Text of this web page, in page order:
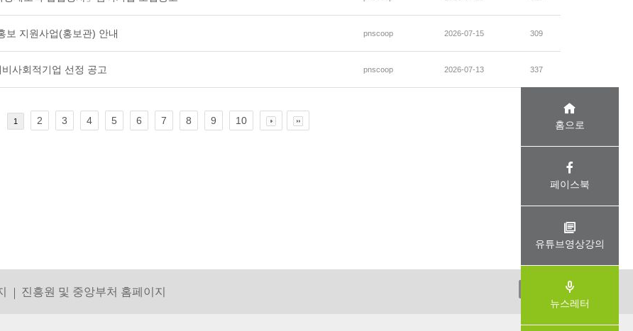
보 지원사업(홍보관) 안내 pnscoop 2026-07-15 309
사회적기업 선정 공고 pnscoop 2026-07-13 337
1 2 3 4 5 6 7 8 9 10 홈으로
페이스북
유튜브영상강의
뉴스레터
진흥원 및 중앙부처 홈페이지